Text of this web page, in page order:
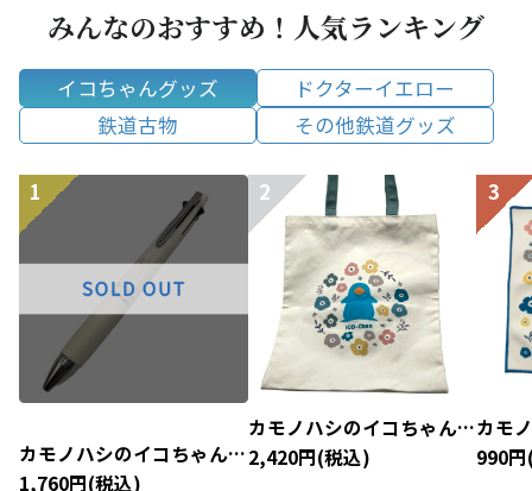
みんなのおすすめ！人気ランキング
イコちゃんグッズ
ドクターイエロー
鉄道古物
その他鉄道グッズ
カモノハシのイコちゃん×
北欧 ジェットストリーム
1,760円(税込)
カモノハシのイコちゃん×
北欧 トートバッグ
2,420円(税込)
カモ
北欧
990